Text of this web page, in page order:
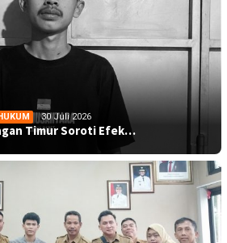
30 Juli 2026
Timur Soroti Efek…